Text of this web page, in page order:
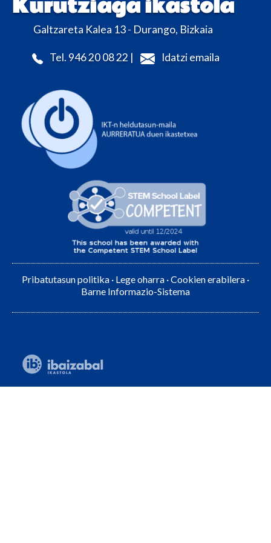
Kurutziaga ikastola
Galtzareta Kalea 13 - Durango, Bizkaia
Tel. 946 20 08 22 | Idatzi emaila
Pribatutasun politika · Lege oharra ·Cookien erabilera ·
Barne Informazio-Sistema